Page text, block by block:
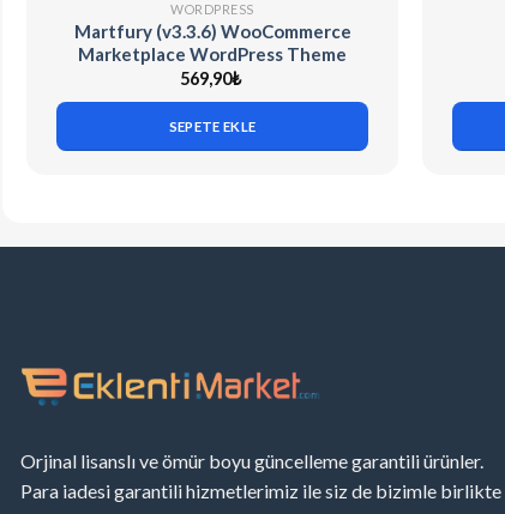
WORDPRESS
Martfury (v3.3.6) WooCommerce
Marketplace WordPress Theme
569,90₺
SEPETE EKLE
Orjinal lisanslı ve ömür boyu güncelleme garantili ürünler.
Para iadesi garantili hizmetlerimiz ile siz de bizimle birlikte